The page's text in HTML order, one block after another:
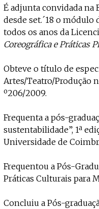
Política de
Coffeelabs Cursos
É adjunta convidada na
desde set.´18 o módulo
todos os anos da
Coreográfica e Práticas
Obteve o título de
Artes/Teatro/Produção
º206/2009.
Frequenta a pós-
sustentabilidade”, 1ª
Universidade de
Frequentou a Pós-
Práticas Culturais para
Concluiu a Pós-